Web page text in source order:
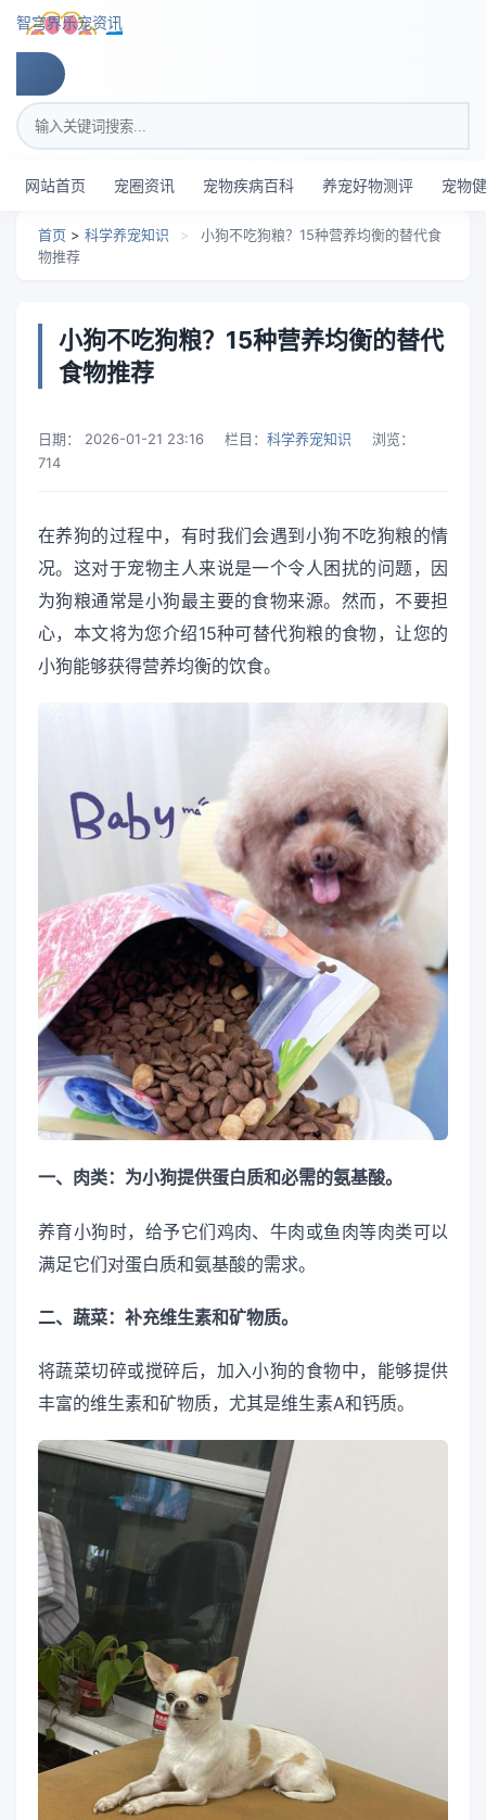
跳转到主要内容
智穹界乐宠资讯
搜索关键词
网站首页 宠圈资讯 宠物疾病百科 养宠好物测评 宠物
首页 > 科学养宠知识 >
小狗不吃狗粮？15种营养均衡的替代食
物推荐
小狗不吃狗粮？15种营养均衡的替代
食物推荐
日期： 2026-01-21 23:16 栏目： 科学养宠知识
浏览：
714
在养狗的过程中，有时我们会遇到小狗不吃狗粮的情
况。这对于宠物主人来说是一个令人困扰的问题，因
为狗粮通常是小狗最主要的食物来源。然而，不要担
心，本文将为您介绍15种可替代狗粮的食物，让您的
小狗能够获得营养均衡的饮食。
一、肉类：为小狗提供蛋白质和必需的氨基酸。
养育小狗时，给予它们鸡肉、牛肉或鱼肉等肉类可以
满足它们对蛋白质和氨基酸的需求。
二、蔬菜：补充维生素和矿物质。
将蔬菜切碎或搅碎后，加入小狗的食物中，能够提供
丰富的维生素和矿物质，尤其是维生素A和钙质。